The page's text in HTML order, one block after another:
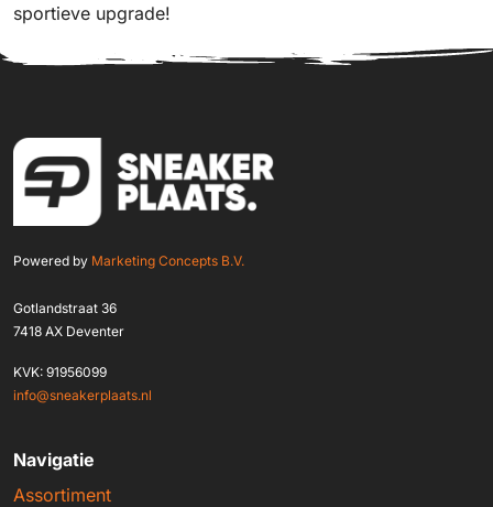
sportieve upgrade!
Powered by Marketing Concepts B.V.
Gotlandstraat 36
7418 AX Deventer
KVK: 91956099
info@sneakerplaats.nl
Navigatie
Assortiment